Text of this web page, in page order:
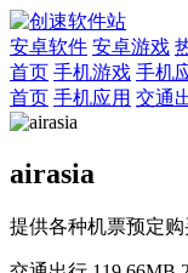
安卓软件 安卓游戏
首页 手机游戏 手机
首页 手机应用 交通
airasia
提供各种机票预定